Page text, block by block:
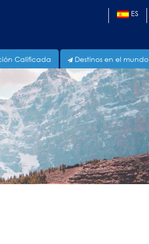
ES
Calificada Destinos en el mundo